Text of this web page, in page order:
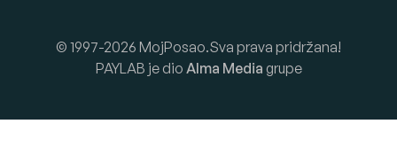
© 1997-2026 MojPosao.Sva prava pridržana!
PAYLAB je dio Alma Media grupe